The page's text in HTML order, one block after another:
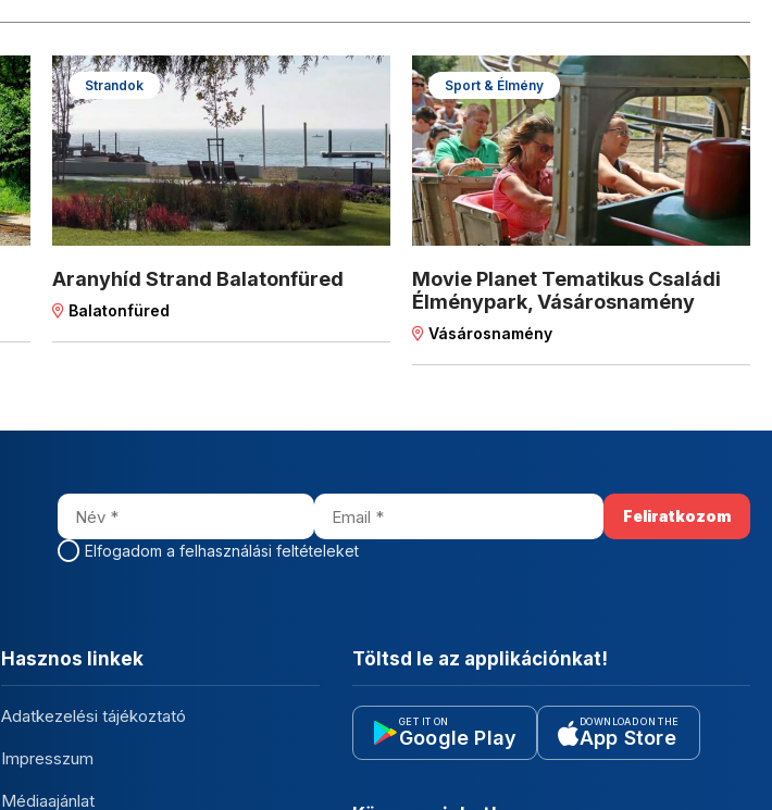
Strandok
Aranyhíd Strand Balatonfüred
Balatonfüred
Sport & Élmény
Movie Planet Tematikus Családi
Élménypark, Vásárosnamény
Vásárosnamény
Elfogadom a felhasználási feltételeket
Hasznos linkek
Adatkezelési tájékoztató
Impresszum
Médiaajánlat
Töltsd le az applikációnkat!
GET IT ON
Google Play
DOWNLOAD ON THE
App Store